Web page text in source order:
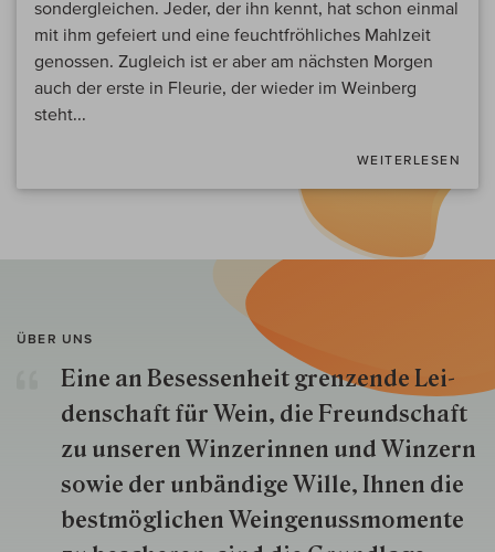
sondergleichen. Jeder, der ihn kennt, hat schon einmal
mit ihm gefeiert und eine feuchtfröhliches Mahlzeit
genossen. Zugleich ist er aber am nächsten Morgen
auch der erste in Fleurie, der wieder im Weinberg
steht...
WEITERLESEN
ÜBER UNS
Eine an Besessenheit gren­zende Lei­
den­schaft für Wein, die Freund­schaft
zu unseren Win­zer­innen und Win­zern
so­wie der un­bän­dige Wille, Ihnen die
best­mög­lich­en Wein­genuss­momente